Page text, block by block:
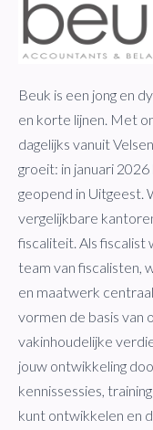
Beuk is een jong en
en korte lijnen. Met
dagelijks vanuit
groeit: in januari
geopend in Uitgeest.
vergelijkbare
fiscaliteit. Als fiscalist
team van fiscalisten,
en maatwerk
vormen de basis van
vakinhoudelijke
jouw ontwikkeling
kennissessies,
kunt ontwikkelen en